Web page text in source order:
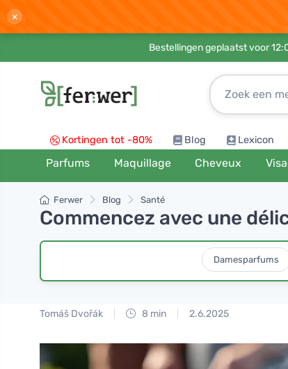
×
Bestellingen geplaatst voor
Kortingen tot -80% Blog Lexicon
Parfums Maquillage Cheveux
Ferwer Blog Santé
Commencez avec une
Damesparfums
Tomáš Dvořák 8 min 2.6.2025